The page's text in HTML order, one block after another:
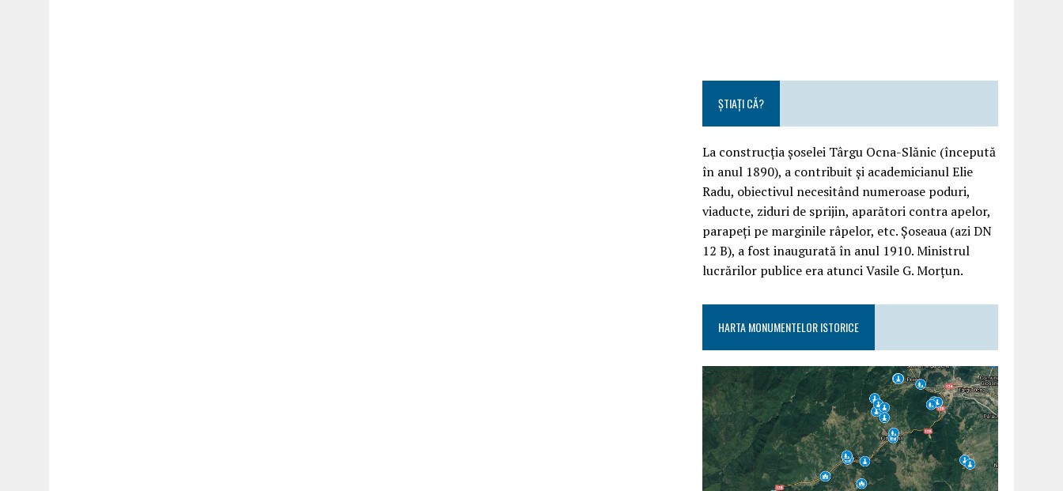
ȘTIAȚI CĂ?
La construcția șoselei Târgu Ocna-Slănic (începută
în anul 1890), a contribuit și academicianul Elie
Radu, obiectivul necesitând numeroase poduri,
viaducte, ziduri de sprijin, aparători contra apelor,
parapeți pe marginile râpelor, etc. Șoseaua (azi DN
12 B), a fost inaugurată în anul 1910. Ministrul
lucrărilor publice era atunci Vasile G. Morțun.
HARTA MONUMENTELOR ISTORICE